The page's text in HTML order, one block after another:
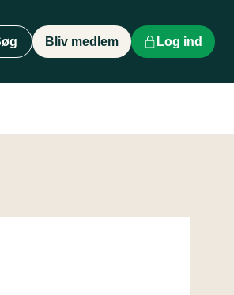
Bliv medlem Log ind